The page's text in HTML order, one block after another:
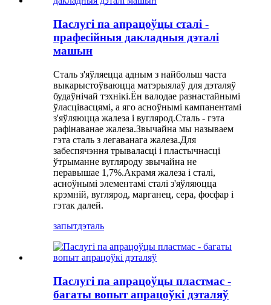
Паслугі па апрацоўцы сталі -
прафесійныя дакладныя дэталі
машын
Сталь з'яўляецца адным з найбольш часта
выкарыстоўваюцца матэрыялаў для дэталяў
будаўнічай тэхнікі.Ён валодае разнастайнымі
ўласцівасцямі, а яго асноўнымі кампанентамі
з'яўляюцца жалеза і вуглярод.Сталь - гэта
рафінаванае жалеза.Звычайна мы называем
гэта сталь з легаванага жалеза.Для
забеспячэння трываласці і пластычнасці
ўтрыманне вугляроду звычайна не
перавышае 1,7%.Акрамя жалеза і сталі,
асноўнымі элементамі сталі з'яўляюцца
крэмній, вуглярод, марганец, сера, фосфар і
гэтак далей.
запытдэталь
Паслугі па апрацоўцы пластмас -
багаты вопыт апрацоўкі дэталяў